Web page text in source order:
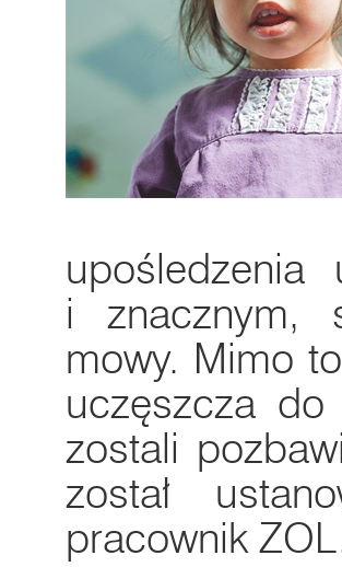
upośledzenia
i znacznym,
mowy. Mimo
uczęszcza
zostali
został
pracownik